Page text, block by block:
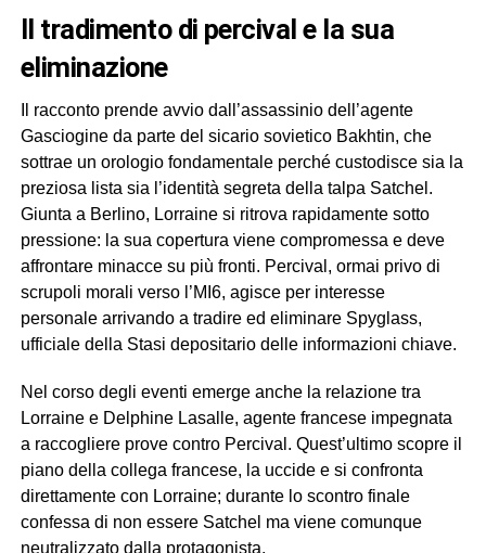
il tradimento di percival e la sua
eliminazione
Il racconto prende avvio dall’assassinio dell’agente
Gasciogine da parte del sicario sovietico Bakhtin, che
sottrae un orologio fondamentale perché custodisce sia la
preziosa lista sia l’identità segreta della talpa Satchel.
Giunta a Berlino, Lorraine si ritrova rapidamente sotto
pressione: la sua copertura viene compromessa e deve
affrontare minacce su più fronti. Percival, ormai privo di
scrupoli morali verso l’MI6, agisce per interesse
personale arrivando a tradire ed eliminare Spyglass,
ufficiale della Stasi depositario delle informazioni chiave.
Nel corso degli eventi emerge anche la relazione tra
Lorraine e Delphine Lasalle, agente francese impegnata
a raccogliere prove contro Percival. Quest’ultimo scopre il
piano della collega francese, la uccide e si confronta
direttamente con Lorraine; durante lo scontro finale
confessa di non essere Satchel ma viene comunque
neutralizzato dalla protagonista.